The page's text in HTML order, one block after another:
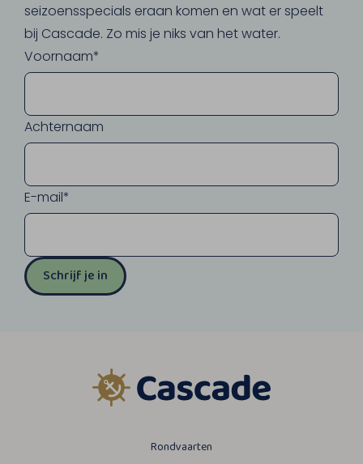
seizoensspecials eraan komen en wat er speelt
bij Cascade. Zo mis je niks van het water.
Voornaam*
Achternaam
E-mail*
Schrijf je in
Rondvaarten